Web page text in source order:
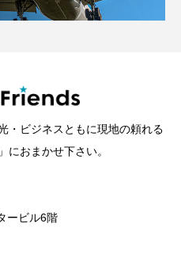
・ビジネスともに現地の頼れる
におまかせ下さい。
ービル6階